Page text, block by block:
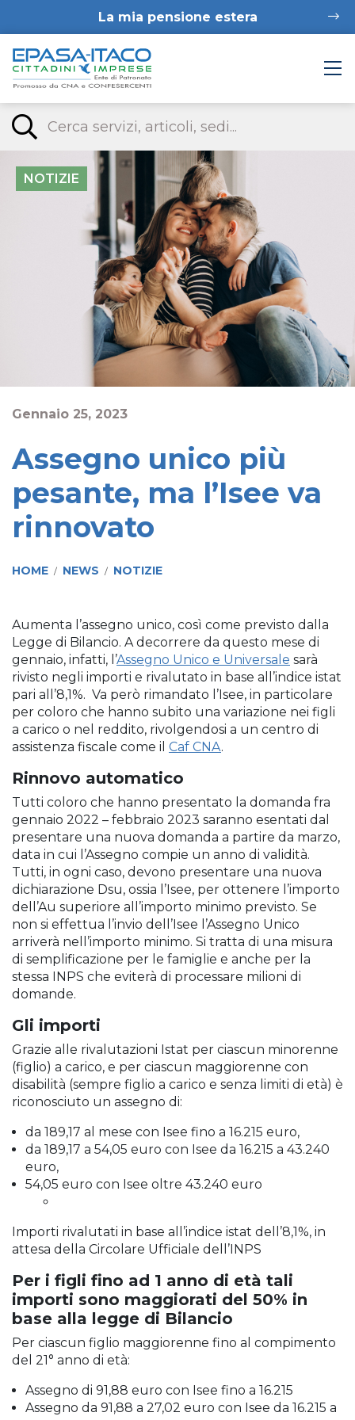
La mia pensione estera
Gennaio 25, 2023
Assegno unico più
pesante, ma l’Isee va
rinnovato
HOME / NEWS / NOTIZIE
NOTIZIE
Aumenta l’assegno unico, così come previsto dalla
Legge di Bilancio. A decorrere da questo mese di
gennaio, infatti, l’Assegno Unico e Universale sarà
rivisto negli importi e rivalutato in base all’indice istat
pari all’8,1%. Va però rimandato l’Isee, in particolare
per coloro che hanno subito una variazione nei figli
a carico o nel reddito, rivolgendosi a un centro di
assistenza fiscale come il Caf CNA.
Rinnovo automatico
Tutti coloro che hanno presentato la domanda fra
gennaio 2022 – febbraio 2023 saranno esentati dal
presentare una nuova domanda a partire da marzo,
data in cui l’Assegno compie un anno di validità.
Tutti, in ogni caso, devono presentare una nuova
dichiarazione Dsu, ossia l’Isee, per ottenere l’importo
dell’Au superiore all’importo minimo previsto. Se
non si effettua l’invio dell’Isee l’Assegno Unico
arriverà nell’importo minimo. Si tratta di una misura
di semplificazione per le famiglie e anche per la
stessa INPS che eviterà di processare milioni di
domande.
Gli importi
Grazie alle rivalutazioni Istat per ciascun minorenne
(figlio) a carico, e per ciascun maggiorenne con
disabilità (sempre figlio a carico e senza limiti di età) è
riconosciuto un assegno di:
da 189,17 al mese con Isee fino a 16.215 euro,
da 189,17 a 54,05 euro con Isee da 16.215 a 43.240
euro,
54,05 euro con Isee oltre 43.240 euro
Importi rivalutati in base all’indice istat dell’8,1%, in
attesa della Circolare Ufficiale dell’INPS
Per i figli fino ad 1 anno di età tali
importi sono maggiorati del 50% in
base alla legge di Bilancio
Per ciascun figlio maggiorenne fino al compimento
del 21° anno di età:
Assegno di 91,88 euro con Isee fino a 16.215
Assegno da 91,88 a 27,02 euro con Isee da 16.215 a